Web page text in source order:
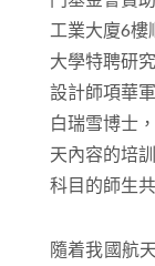
工業大廈6樓
大學特聘研
設計師項華
白瑞雪博士
天內容的培
科目的師生共
隨着我國航